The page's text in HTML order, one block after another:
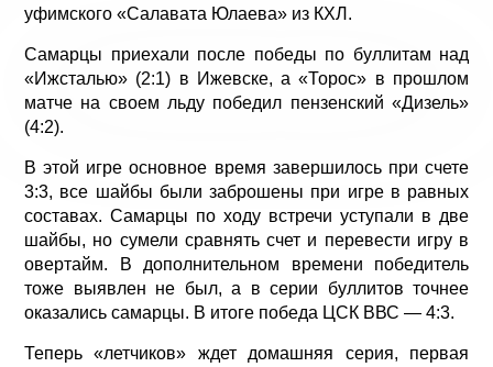
уфимского «Салавата Юлаева» из КХЛ.
Самарцы приехали после победы по буллитам над
«Ижсталью» (2:1) в Ижевске, а «Торос» в прошлом
матче на своем льду победил пензенский «Дизель»
(4:2).
В этой игре основное время завершилось при счете
3:3, все шайбы были заброшены при игре в равных
составах. Самарцы по ходу встречи уступали в две
шайбы, но сумели сравнять счет и перевести игру в
овертайм. В дополнительном времени победитель
тоже выявлен не был, а в серии буллитов точнее
оказались самарцы. В итоге победа ЦСК ВВС — 4:3.
Теперь «летчиков» ждет домашняя серия, первая